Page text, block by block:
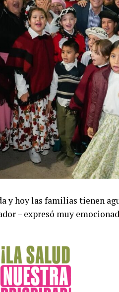
y hoy las familias tienen
– expresó muy